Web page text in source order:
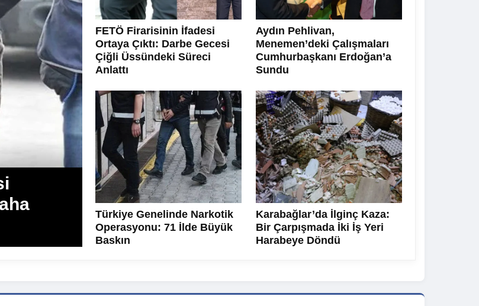
FETÖ Firarisinin İfadesi
Ortaya Çıktı: Darbe Gecesi
Çiğli Üssündeki Süreci
Anlattı
Aydın Pehlivan,
Menemen’deki Çalışmaları
Cumhurbaşkanı Erdoğan’a
Sundu
Türkiye Genelinde Narkotik
Operasyonu: 71 İlde Büyük
Baskın
Karabağlar’da İlginç Kaza:
Bir Çarpışmada İki İş Yeri
Harabeye Döndü